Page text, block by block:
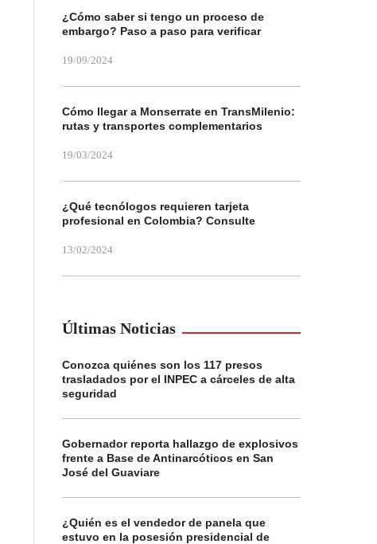
¿Cómo saber si tengo un proceso de
embargo? Paso a paso para verificar
19/09/2024
Cómo llegar a Monserrate en TransMilenio:
rutas y transportes complementarios
19/03/2024
¿Qué tecnólogos requieren tarjeta
profesional en Colombia? Consulte
13/02/2024
Últimas Noticias
Conozca quiénes son los 117 presos
trasladados por el INPEC a cárceles de alta
seguridad
Gobernador reporta hallazgo de explosivos
frente a Base de Antinarcóticos en San
José del Guaviare
¿Quién es el vendedor de panela que
estuvo en la posesión presidencial de